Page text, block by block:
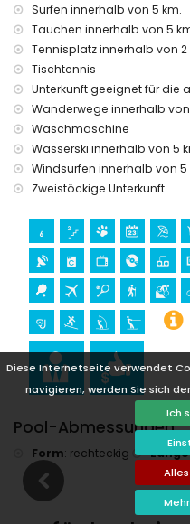
Diese Internetseite verwendet
navigieren, werden Sie sich
Ich
Jávea, Jávea) und
(innerhalb von 10
Burg (Portal de la Vila
Kilometern von der
Sportaktivitäten
Radfahren (innerhalb
Tennis, Wandern,
(innerhalb von 5
Golf (Golf de Jávea) und
Rafting (innerhalb von
Surfen innerhalb von 5 km.
Tauchen innerhalb von 5
Tennisplatz innerhalb von 2
Tischtennis
Unterkunft geeignet für die
Wanderwege innerhalb von
Waschmaschine
Wasserski innerhalb von 5
Windsurfen innerhalb von 5
Zweistöckige Unterkunft.
Pool-Abmessungen
Form: rechteckig Länge